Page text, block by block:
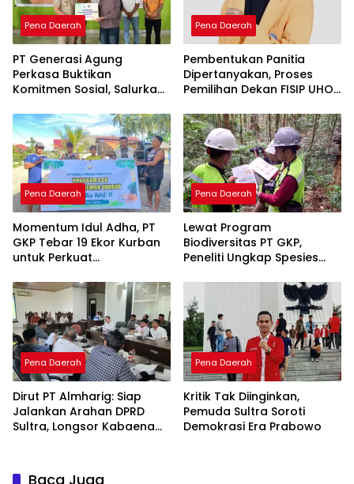
Pena Daerah
PT Generasi Agung
Perkasa Buktikan
Komitmen Sosial, Salurkan
Masyarakat Lingkar
Tambang
Pena Daerah
Pembentukan Panitia
Dipertanyakan, Proses
Pemilihan Dekan FISIP UHO
Pena Daerah
Momentum Idul Adha, PT
GKP Tebar 19 Ekor Kurban
untuk Perkuat
Pena Daerah
Lewat Program
Biodiversitas PT GKP,
Peneliti Ungkap Spesies
Pena Daerah
Dirut PT Almharig: Siap
Jalankan Arahan DPRD
Sultra, Longsor Kabaena
Pena Daerah
Kritik Tak Diinginkan,
Pemuda Sultra Soroti
Demokrasi Era Prabowo
Baca Juga